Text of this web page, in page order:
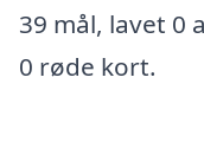
39 mål, lavet 0
0 røde kort.